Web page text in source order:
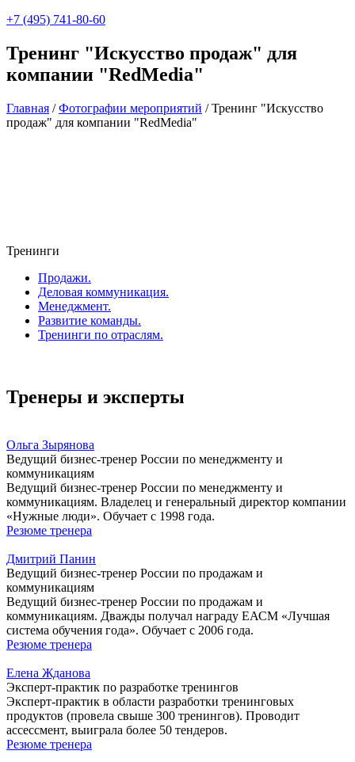
+7 (495) 741-80-60
Тренинг "Искусство продаж" для
компании "RedMedia"
Главная /Фотографии мероприятий /Тренинг "Искусство
продаж" для компании "RedMedia"
Тренинги
Продажи.
Деловая коммуникация.
Менеджмент.
Развитие команды.
Тренинги по отраслям.
Тренеры и эксперты
Ольга Зырянова
Ведущий бизнес-тренер России по менеджменту и
коммуникациям
Ведущий бизнес-тренер России по менеджменту и
коммуникациям. Владелец и генеральный директор компании
«Нужные люди». Обучает с 1998 года.
Резюме тренера
Дмитрий Панин
Ведущий бизнес-тренер России по продажам и
коммуникациям
Ведущий бизнес-тренер России по продажам и
коммуникациям. Дважды получал награду ЕАСМ «Лучшая
система обучения года». Обучает с 2006 года.
Резюме тренера
Елена Жданова
Эксперт-практик по разработке тренингов
Эксперт-практик в области разработки тренинговых
продуктов (провела свыше 300 тренингов). Проводит
ассессмент, выиграла более 50 тендеров.
Резюме тренера